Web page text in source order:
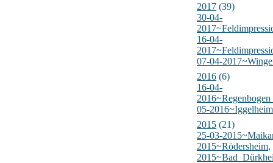
2017 (39)
30-04-
16-04-
07-04-
2016 (6)
16-04-
05-2016~Iggelheim
2015 (21)
25-03-
2015~Rödersheim,